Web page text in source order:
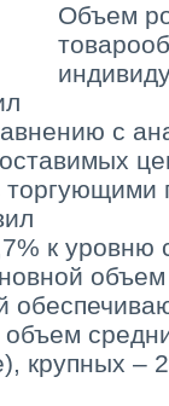
Объем
с
к уровню
объем
крупных –